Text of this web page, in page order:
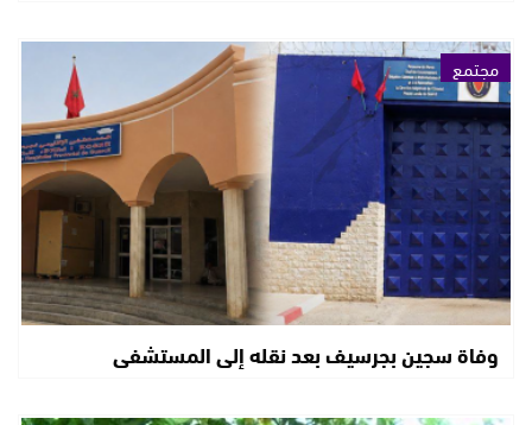
مجتمع
وفاة سجين بجرسيف بعد نقله إلى المستشفى